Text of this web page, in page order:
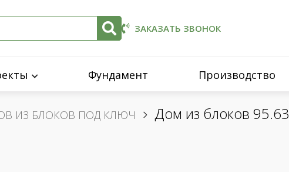
ЗАКАЗАТЬ ЗВОНОК
Фундамент Производство
ИЗ БЛОКОВ ПОД КЛЮЧ Дом из блоков 95.63